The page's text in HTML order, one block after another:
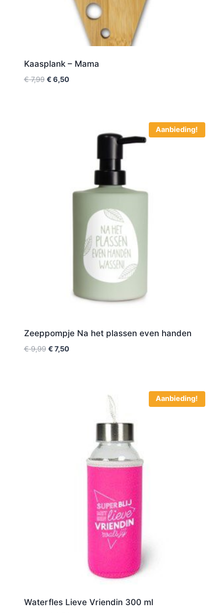
Kaasplank – Mama
€7,99 € 6,50
Aanbieding!
Zeeppompje Na het plassen even handen
€9,99 € 7,50
Aanbieding!
Waterfles Lieve Vriendin 300 ml